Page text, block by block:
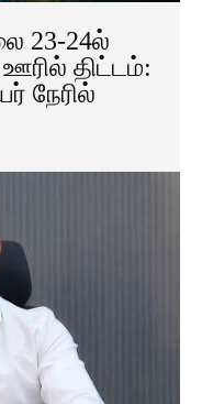
23-24ல்
திட்டம்:
நேரில்